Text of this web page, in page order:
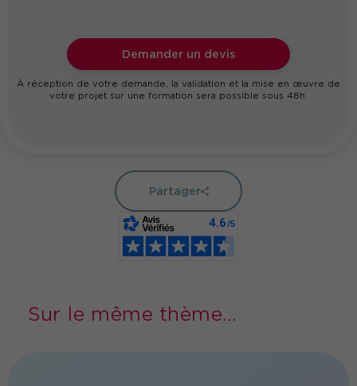
Demander un devis
À réception de votre demande, la validation et la mise en œuvre de
votre projet sur une formation sera possible sous 48h.
Partager
Sur le même thème...